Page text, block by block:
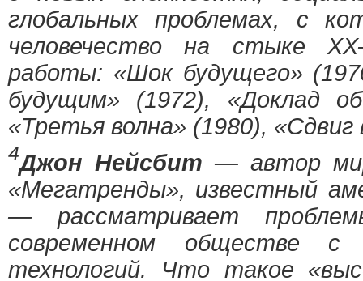
глобальных проблемах, с
человечество на стыке
работы: «Шок будущего»
будущим» (1972), «Доклад
«Третья волна» (1980),
4Джон Нейсбит — автор
«Мегатренды», известный
— рассматривает
современном обществе с
технологий. Что такое